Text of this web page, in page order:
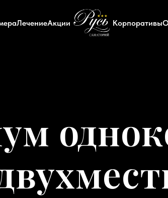
ЛечениеАкции Корпоративы